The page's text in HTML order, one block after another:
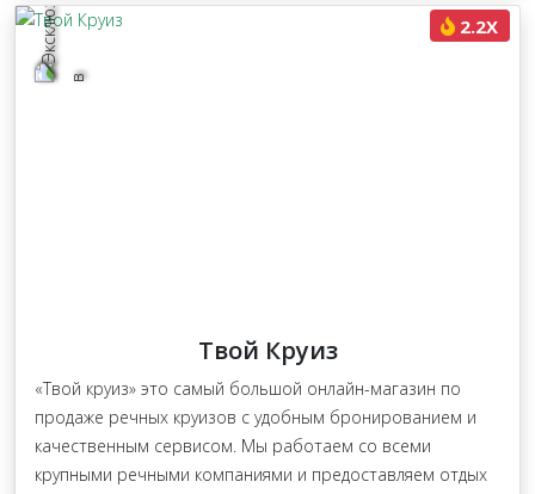
2.2X
Твой Круиз
«Твой круиз» это самый большой онлайн-магазин по
продаже речных круизов с удобным бронированием и
качественным сервисом. Мы работаем со всеми
крупными речными компаниями и предоставляем отдых